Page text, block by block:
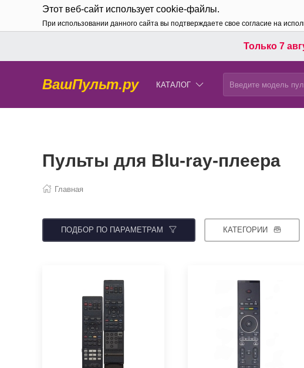
Этот веб-сайт использует cookie-файлы.
При использовании данного сайта вы подтверждаете свое согласие на
Только 7
ВашПульт.ру КАТАЛОГ
Пульты для Blu-ray-плеера
Главная
ПОДБОР ПО ПАРАМЕТРАМ КАТЕГОРИИ